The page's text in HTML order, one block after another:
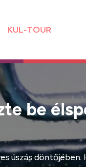
KUL-TOUR
be
úszás döntőjében.